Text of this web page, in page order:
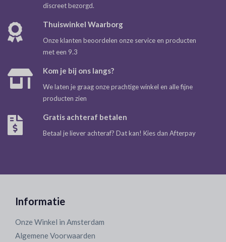
discreet bezorgd.
Thuiswinkel Waarborg
Onze klanten beoordelen onze service en producten
met een 9.3
Kom je bij ons langs?
We laten je graag onze prachtige winkel en alle fijne
producten zien
Gratis achteraf betalen
Betaal je liever achteraf? Dat kan! Kies dan Afterpay
Informatie
Onze Winkel in Amsterdam
Algemene Voorwaarden